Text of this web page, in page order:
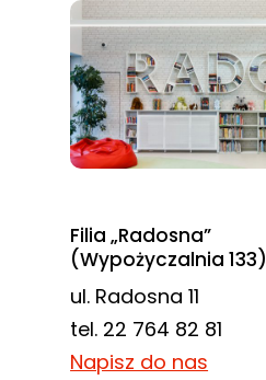
Filia „Radosna”
(Wypożyczalnia 133)
ul. Radosna 11
tel. 22 764 82 81
Napisz do nas